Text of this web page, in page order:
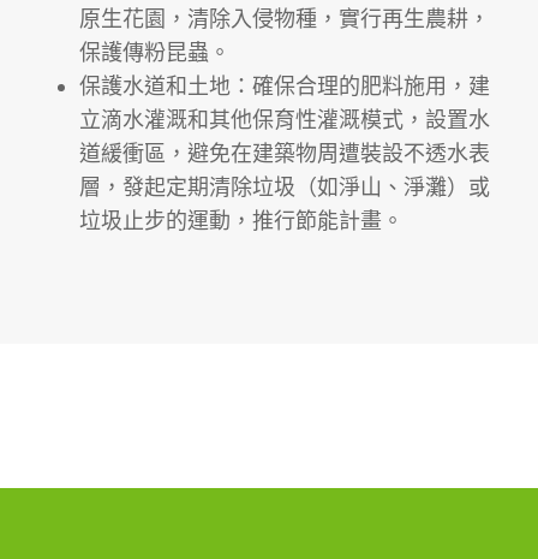
原生花園，清除入侵物種，實行再生農耕，
保護傳粉昆蟲。
保護水道和土地：確保合理的肥料施用，建
立滴水灌溉和其他保育性灌溉模式，設置水
道緩衝區，避免在建築物周遭裝設不透水表
層，發起定期清除垃圾（如淨山、淨灘）或
垃圾止步的運動，推行節能計畫。